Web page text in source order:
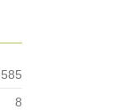
585
8